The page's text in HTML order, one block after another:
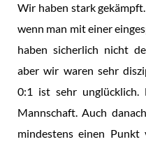
Wir haben stark
wenn man mit einer
haben sicherlich nicht
aber wir waren sehr
0:1 ist sehr
Mannschaft. Auch
mindestens einen Punkt